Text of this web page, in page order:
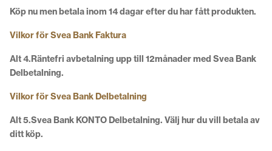
Köp nu men betala inom 14 dagar efter du har fått produkten.
Vilkor för Svea Bank Faktura
Alt 4.Räntefri avbetalning upp till 12månader med Svea Bank
Delbetalning.
Vilkor för Svea Bank Delbetalning
Alt 5.Svea Bank KONTO Delbetalning. Välj hur du vill betala av
ditt köp.